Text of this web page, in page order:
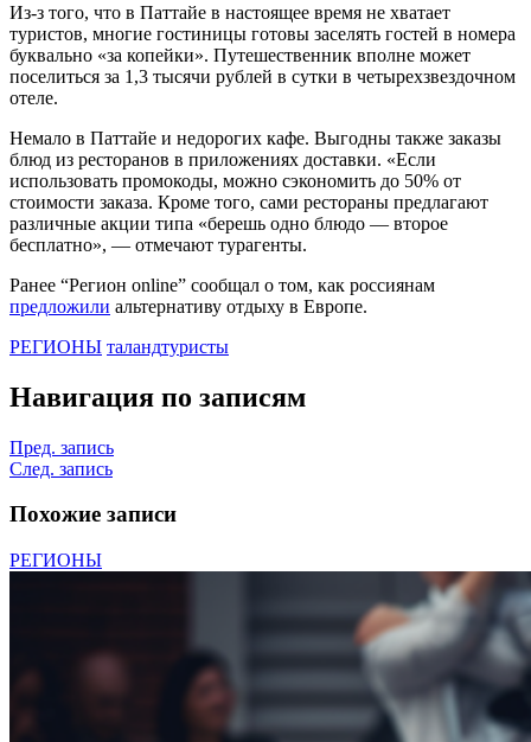
Из-з того, что в Паттайе в настоящее время не хватает
туристов, многие гостиницы готовы заселять гостей в номера
буквально «за копейки». Путешественник вполне может
поселиться за 1,3 тысячи рублей в сутки в четырехзвездочном
отеле.
Немало в Паттайе и недорогих кафе. Выгодны также заказы
блюд из ресторанов в приложениях доставки. «Если
использовать промокоды, можно сэкономить до 50% от
стоимости заказа. Кроме того, сами рестораны предлагают
различные акции типа «берешь одно блюдо — второе
бесплатно», — отмечают турагенты.
Ранее “Регион online” сообщал о том, как россиянам
предложили альтернативу отдыху в Европе.
РЕГИОНЫ таландтуристы
Навигация по записям
Пред. запись
След. запись
Похожие записи
РЕГИОНЫ